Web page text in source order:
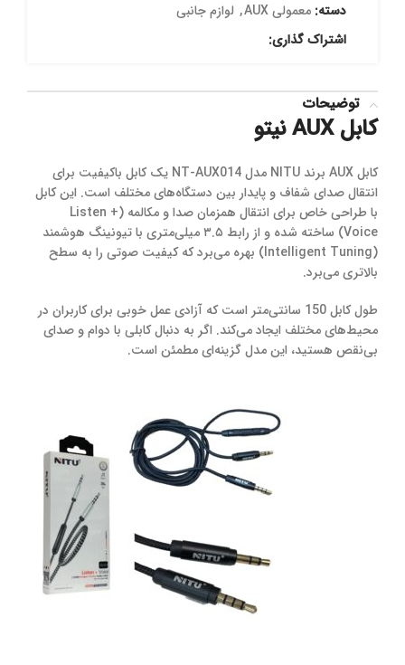
دسته: معمولی AUX , لوازم جانبی
اشتراک گذاری:
توضیحات
کابل AUX نیتو
کابل AUX برند NITU مدل NT-AUX014 یک کابل باکیفیت برای
انتقال صدای شفاف و پایدار بین دستگاه‌های مختلف است. این کابل
با طراحی خاص برای انتقال همزمان صدا و مکالمه (Listen +
Voice) ساخته شده و از رابط ۳.۵ میلی‌متری با تیونینگ هوشمند
(Intelligent Tuning) بهره می‌برد که کیفیت صوتی را به سطح
بالاتری می‌برد.
طول کابل 150 سانتی‌متر است که آزادی عمل خوبی برای کاربران در
محیط‌های مختلف ایجاد می‌کند. اگر به دنبال کابلی با دوام و صدای
بی‌نقص هستید، این مدل گزینه‌ای مطمئن است.